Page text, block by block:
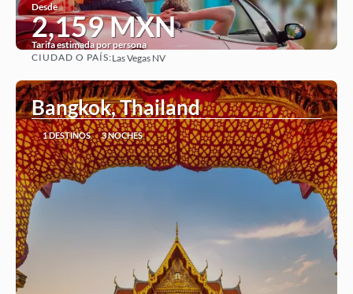
Desde
2,159 MXN
Tarifa estimada por persona
CIUDAD O PAÍS:Las Vegas NV
Bangkok, Thailand
1 DESTINOS 3 NOCHES